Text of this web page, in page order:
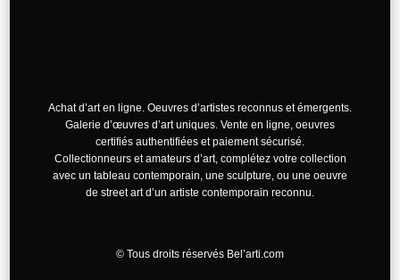
Achat d’art en ligne. Oeuvres d’artistes reconnus et émergents.
Galerie d’œuvres d’art uniques. Vente en ligne, oeuvres
certifiés authentifiées et paiement sécurisé.
Collectionneurs et amateurs d’art, complétez votre collection
avec un tableau contemporain, une sculpture, ou une oeuvre
de street art d’un artiste contemporain reconnu.
© Tous droits réservés Bel’arti.com